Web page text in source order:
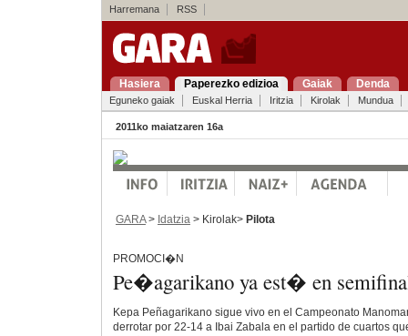
Harremana RSS
Hasiera Paperezko edizioa Gaiak Denda
Eguneko gaiak Euskal Herria Iritzia Kirolak Mundua
2011ko maiatzaren 16a
GARA> Idatzia > Kirolak> Pilota
PROMOCI�N
Pe�agarikano ya est� en
Kepa Peñagarikano sigue vivo en el Campeonato
derrotar por 22-14 a Ibai Zabala en el partido de cuartos